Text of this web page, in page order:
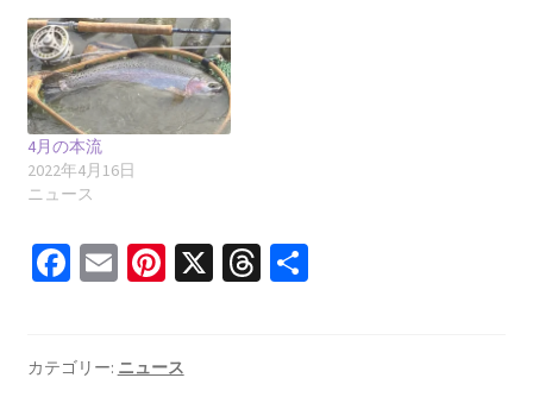
4月の本流
2022年4月16日
ニュース
Fa
o
E
l
Pi
es
X T 共
カテゴリー: ニュース